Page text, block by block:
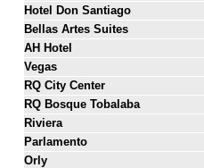
Hotel Don Santiago
Bellas Artes Suites
AH Hotel
Vegas
RQ City Center
RQ Bosque Tobalaba
Riviera
Parlamento
Orly